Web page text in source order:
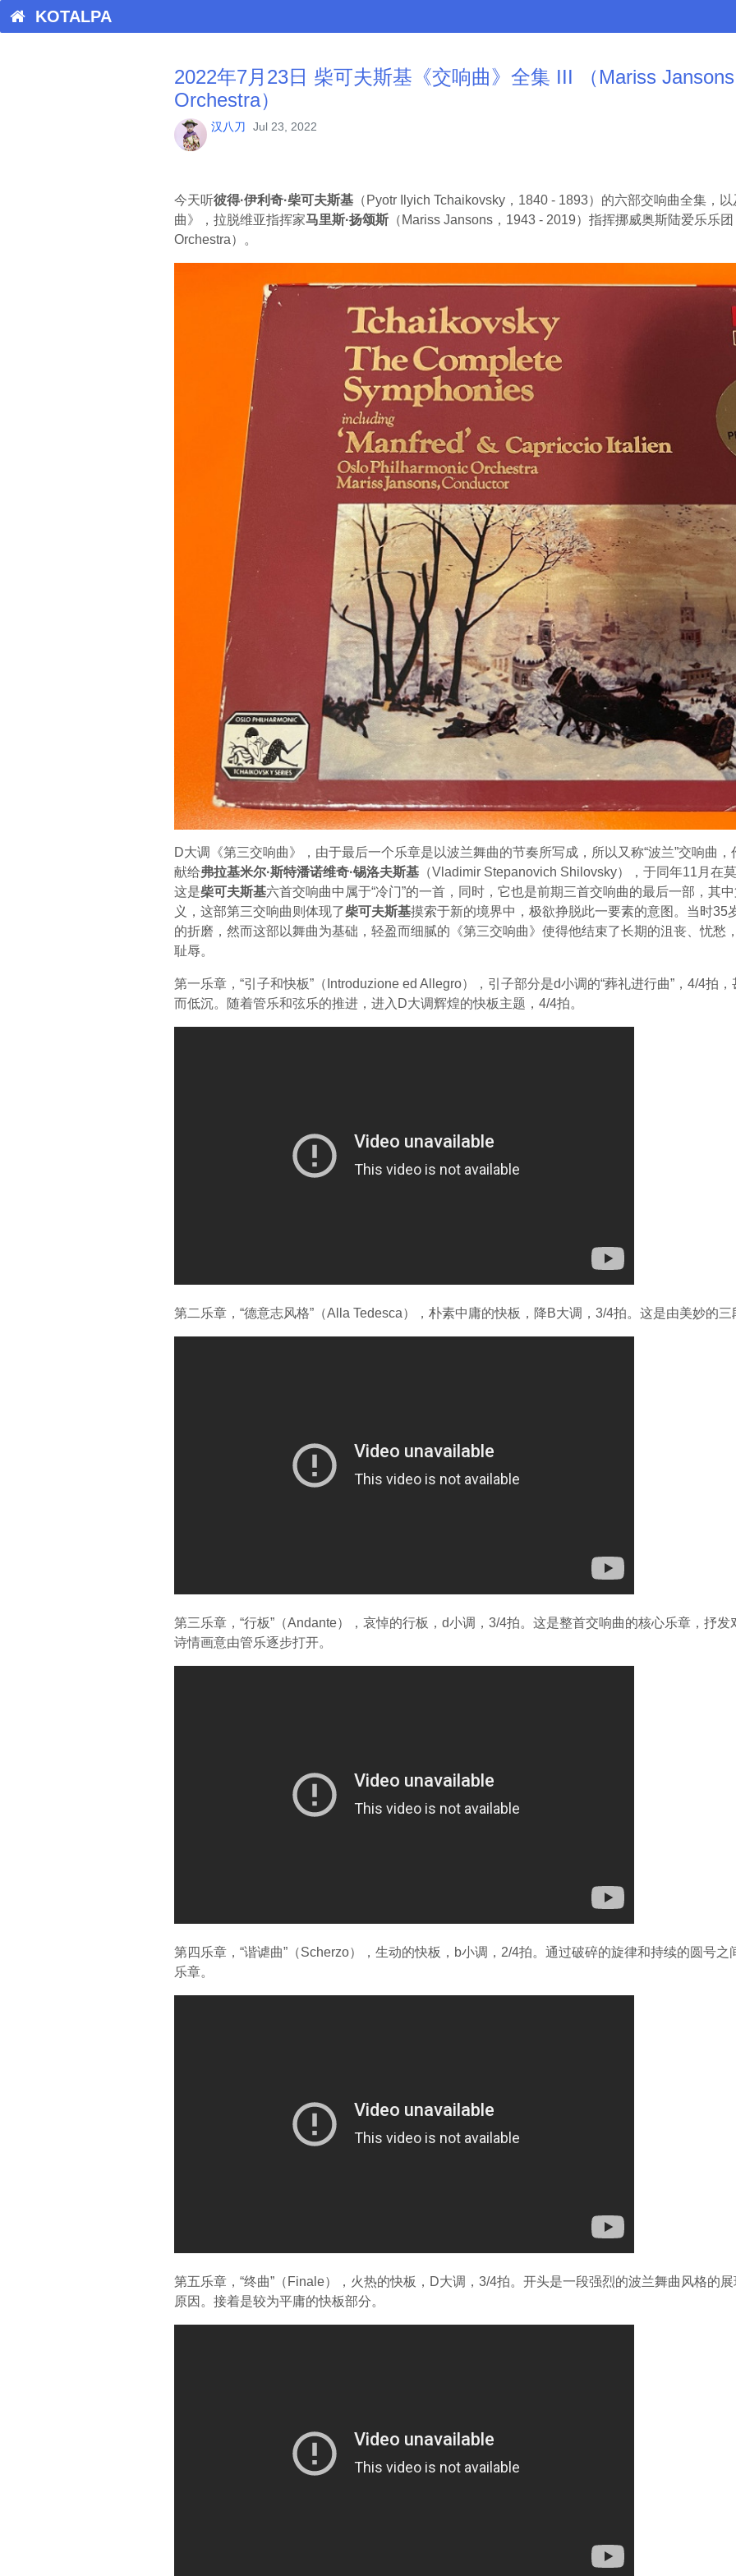
KOTALPA
2022年7月23日 柴可夫斯基《交响曲》全集 III （Mariss
Orchestra）
汉八刀 Jul 23, 2022
今天听彼得·伊利奇·柴可夫斯基 （Pyotr Ilyich Tchaikovsky，1840 - 1893）的六部交响曲全集，
曲》，拉脱维亚指挥家马里斯·扬颂斯 （Mariss Jansons，1943 - 2019）指挥挪威奥斯陆爱乐乐
Orchestra）。
D大调《第三交响曲》，由于最后一个乐章是以波兰舞曲的节奏所写成，所以又称“波兰”交响曲
献给弗拉基米尔·斯特潘诺维奇·锡洛夫斯基 （Vladimir Stepanovich Shilovsky），于同年11月在
这是柴可夫斯基六首交响曲中属于“冷门”的一首，同时，它也是前期三首交响曲的最后一部，其
义，这部第三交响曲则体现了柴可夫斯基摸索于新的境界中，极欲挣脱此一要素的意图。当时35
的折磨，然而这部以舞曲为基础，轻盈而细腻的《第三交响曲》使得他结束了长期的沮丧、忧愁
耻辱。
第一乐章，“引子和快板”（Introduzione ed Allegro），引子部分是d小调的“葬礼进行曲”，4/4拍
而低沉。随着管乐和弦乐的推进，进入D大调辉煌的快板主题，4/4拍。
第二乐章，“德意志风格”（Alla Tedesca），朴素中庸的快板，降B大调，3/4拍。这是由美妙的三
第三乐章，“行板”（Andante），哀悼的行板，d小调，3/4拍。这是整首交响曲的核心乐章，抒
诗情画意由管乐逐步打开。
第四乐章，“谐谑曲”（Scherzo），生动的快板，b小调，2/4拍。通过破碎的旋律和持续的圆号
乐章。
第五乐章，“终曲”（Finale），火热的快板，D大调，3/4拍。开头是一段强烈的波兰舞曲风格的
原因。接着是较为平庸的快板部分。